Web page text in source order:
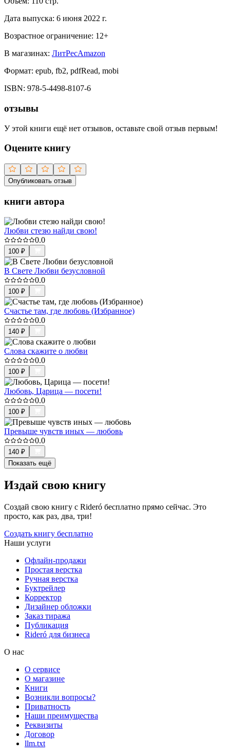
Дата выпуска: 6 июня 2022 г.
Возрастное ограничение: 12+
В магазинах: ЛитРесAmazon
Формат: epub, fb2, pdfRead, mobi
ISBN: 978-5-4498-8107-6
отзывы
У этой книги ещё нет отзывов, оставьте свой отзыв первым!
Оцените книгу
Опубликовать отзыв
книги автора
Любви стезю найди свою!
0.0
100 ₽
В Свете Любви безусловной
0.0
100 ₽
Счастье там, где любовь (Избранное)
0.0
140 ₽
Слова скажите о любви
0.0
100 ₽
Любовь, Царица — посети!
0.0
100 ₽
Превыше чувств иных — любовь
0.0
140 ₽
Показать ещё
Издай свою книгу
Создай свою книгу с Rideró бесплатно прямо сейчас. Это
просто, как раз, два, три!
Создать книгу бесплатно
Наши услуги
Офлайн-продажи
Простая верстка
Ручная верстка
Буктрейлер
Корректор
Дизайнер обложки
Заказ тиража
Публикация
Rideró для бизнеса
О нас
О сервисе
О магазине
Книги
Возникли вопросы?
Приватность
Наши преимущества
Реквизиты
Договор
llm.txt